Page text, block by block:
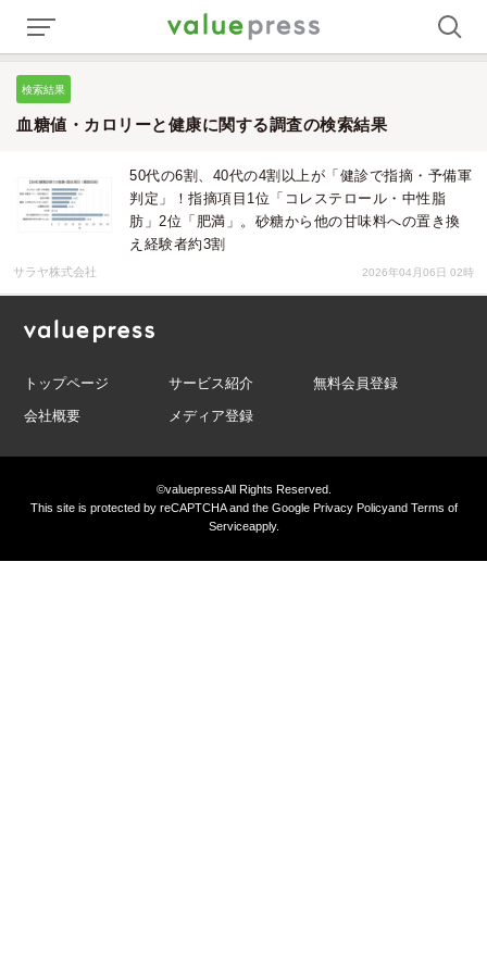
検索結果
血糖値・カロリーと健康に関する調査の検索結果
50代の6割、40代の4割以上が「健診で指摘・予備軍
判定」！指摘項目1位「コレステロール・中性脂
肪」2位「肥満」。砂糖から他の甘味料への置き換
え経験者約3割
サラヤ株式会社 2026年04月06日 02時
トップページ サービス紹介
無料会員登録
会社概要
メディア登録
©valuepressAll Rights Reserved.
This site is protected by reCAPTCHA and the GooglePrivacy Policyand Terms of
Serviceapply.